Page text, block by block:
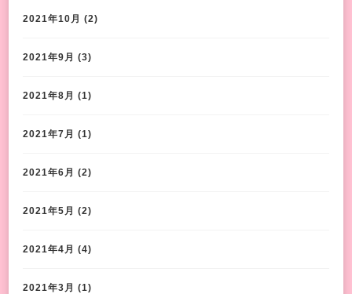
2021年10月 (2)
2021年9月 (3)
2021年8月 (1)
2021年7月 (1)
2021年6月 (2)
2021年5月 (2)
2021年4月 (4)
2021年3月 (1)